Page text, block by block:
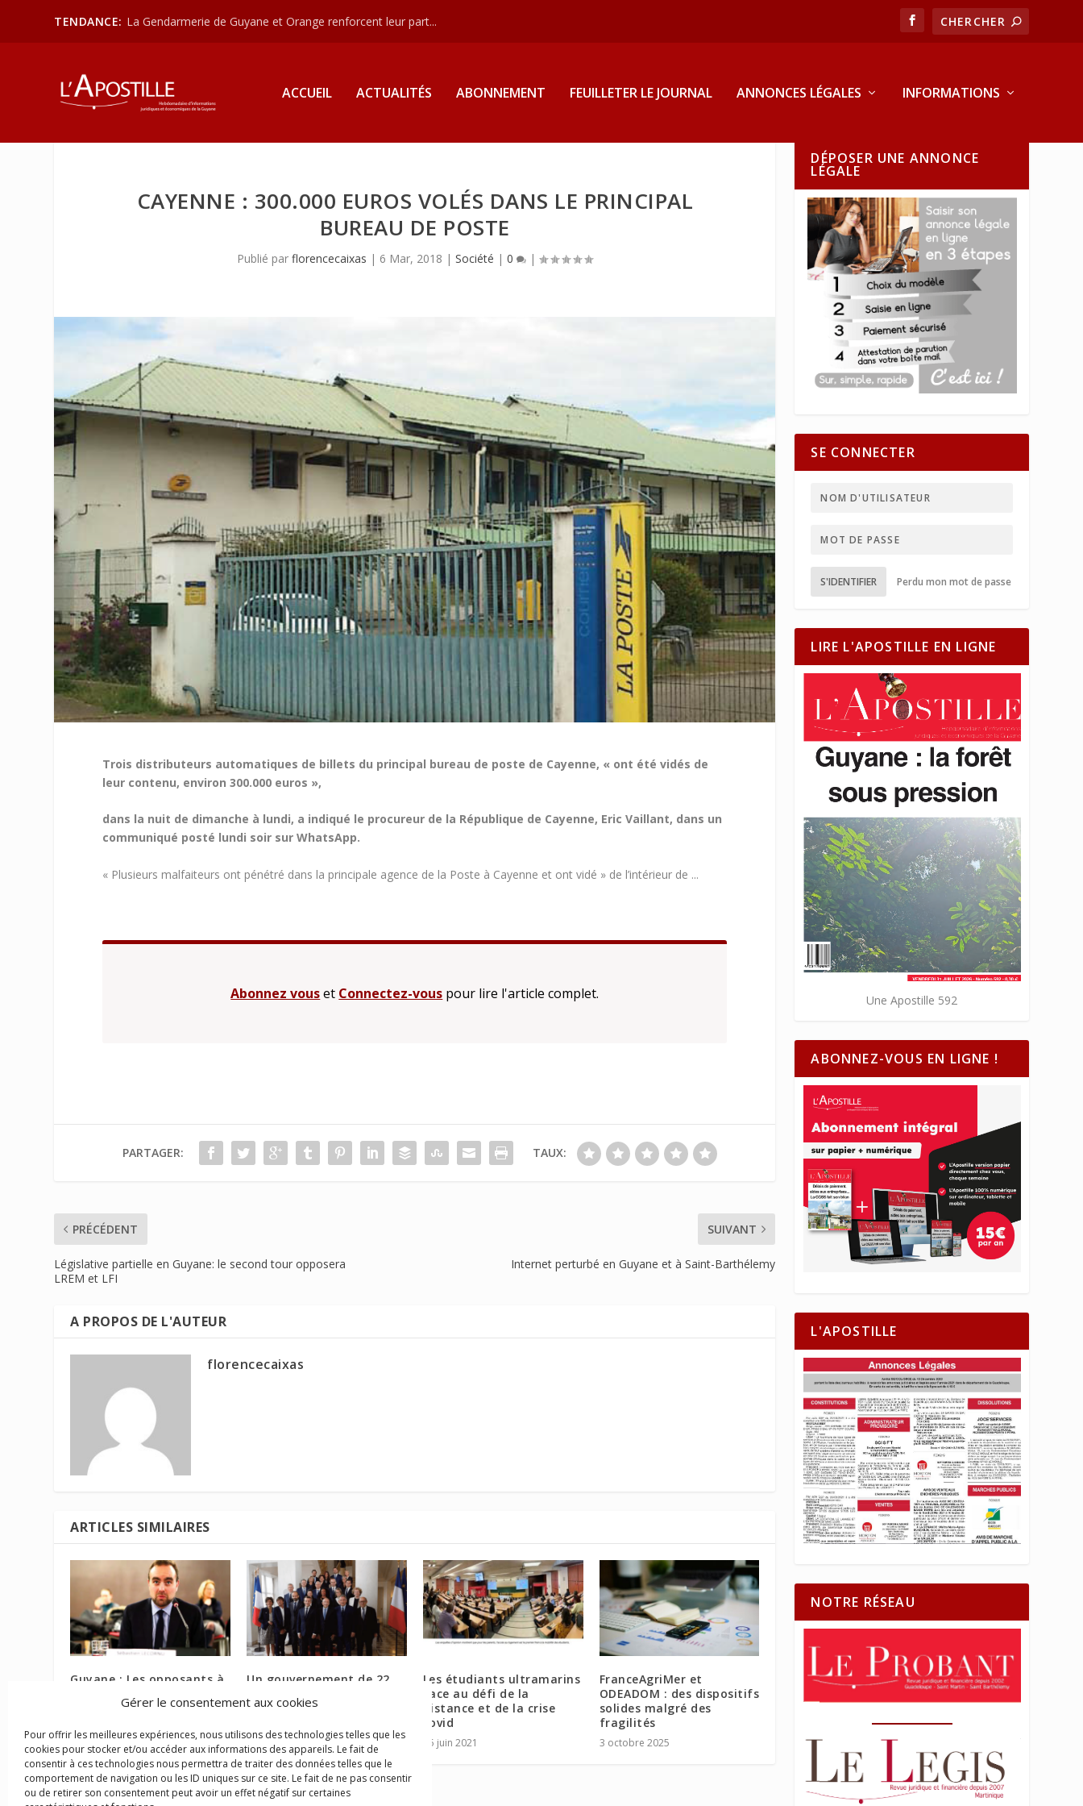
Gérer le consentement aux cookies
Pour offrir les meilleures expériences, nous utilisons des technologies telles que les
cookies pour stocker et/ou accéder aux informations des appareils. Le fait de
consentir à ces technologies nous permettra de traiter des données telles que le
comportement de navigation ou les ID uniques sur ce site. Le fait de ne pas consentir
ou de retirer son consentement peut avoir un effet négatif sur certaines
TENDANCE: La Gendarmerie de Guyane et Orange renforcent leur part...
ACCUEIL ACTUALITÉS ABONNEMENT FEUILLETER LE JOURNAL ANNONCES LÉGALES INFORMATIONS
CAYENNE : 300.000 EUROS VOLÉS DANS LE PRINCIPAL
BUREAU DE POSTE
Publié parflorencecaixas | 6 Mar, 2018 |Société |0 |
Trois distributeurs automatiques de billets du principal bureau de poste de Cayenne, « ont été vidés de
leur contenu, environ 300.000 euros »,
dans la nuit de dimanche à lundi, a indiqué le procureur de la République de Cayenne, Eric Vaillant, dans un
communiqué posté lundi soir sur WhatsApp.
« Plusieurs malfaiteurs ont pénétré dans la principale agence de la Poste à Cayenne et ont vidé » de l’intérieur de ...
Abonnez vouset Connectez-vous pour lire l'article complet.
PARTAGER: TAUX:
PRÉCÉDENT
Législative partielle en Guyane: le second tour opposera
LREM et LFI
SUIVANT
Internet perturbé en Guyane et à Saint-Barthélemy
A PROPOS DE L'AUTEUR
florencecaixas
ARTICLES SIMILAIRES
Guyane : Les opposants à
Sébastien Lecornu
27 juillet 2018
Un gouvernement de 22
ministres d’Etat
19 mai 2017
Les étudiants ultramarins
face au défi de la
distance et de la crise
covid
25 juin 2021
FranceAgriMer et
ODEADOM : des dispositifs
solides malgré des
fragilités
3 octobre 2025
DÉPOSER UNE ANNONCE
LÉGALE
SE CONNECTER
S'IDENTIFIER Perdu mon mot de passe
LIRE L'APOSTILLE EN LIGNE
Une Apostille 592
ABONNEZ-VOUS EN LIGNE !
L'APOSTILLE
NOTRE RÉSEAU